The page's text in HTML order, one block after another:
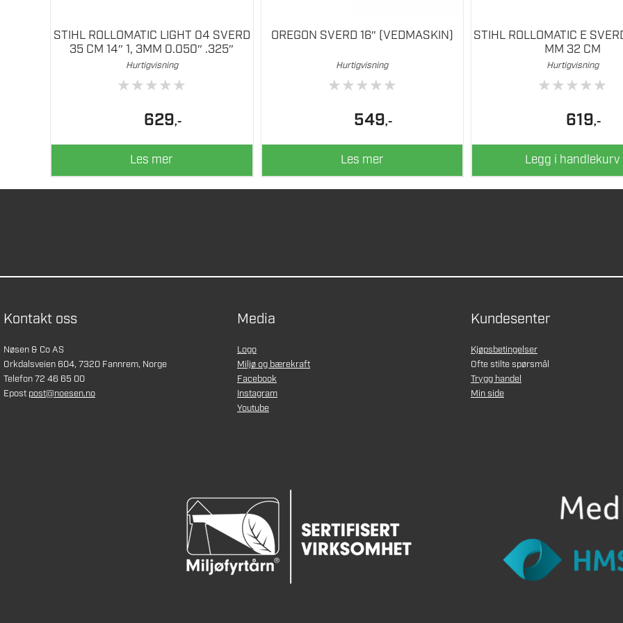
STIHL ROLLOMATIC LIGHT 04 SVERD
35 CM 14″ 1, 3MM 0.050″ .325″
Hurtigvisning
★★★★★
629,-
Les mer
OREGON SVERD 16″ (VEDMASKIN)
Hurtigvisning
★★★★★
549,-
Les mer
STIHL ROLLOMATIC E
MM 32 CM
Hurtigvisning
★★★★★
619,-
Legg i handlekurv
Kontakt oss
Nøsen & Co AS
Orkdalsveien 604, 7320 Fannrem, Norge
Telefon 72 46 65 00
Epost post@noesen.no
Media
Logo
Miljø og bærekraft
Facebook
Instagram
Youtube
Kundesenter
Kjøpsbetingelser
Ofte stilte spørsmål
Trygg handel
Min side